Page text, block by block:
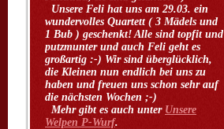
Unsere Feli hat uns am 29.03. ein
wundervolles Quartett ( 3 Mädels und
1 Bub ) geschenkt! Alle sind topfit und
putzmunter und auch Feli geht es
großartig :-) Wir sind überglücklich,
die Kleinen nun endlich bei uns zu
haben und freuen uns schon sehr auf
die nächsten Wochen ;-)
Mehr gibt es auch unter Unsere
Welpen P-Wurf.